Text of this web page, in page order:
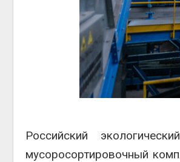
Российский
мусоросортировочный